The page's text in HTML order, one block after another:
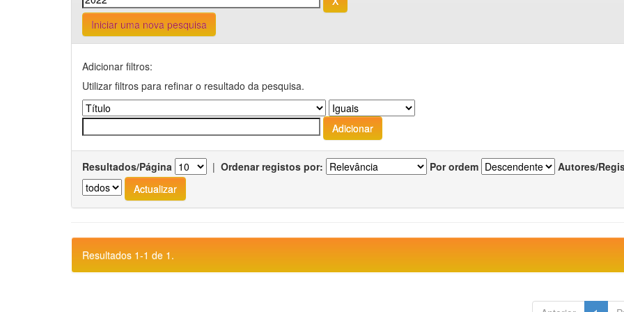
Iniciar uma nova pesquisa
Adicionar filtros:
Utilizar filtros para refinar o resultado da pesquisa.
Resultados/Página | Ordenar registos por: Por ordem Autores/
Resultados 1-1 de 1.